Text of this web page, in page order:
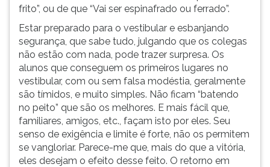
frito”, ou de que “Vai ser espinafrado ou ferrado”.
Estar preparado para o vestibular e esbanjando
segurança, que sabe tudo, julgando que os colegas
não estão com nada, pode trazer surpresa. Os
alunos que conseguem os primeiros lugares no
vestibular, com ou sem falsa modéstia, geralmente
são tímidos, e muito simples. Não ficam “batendo
no peito” que são os melhores. E mais fácil que,
familiares, amigos, etc., façam isto por eles. Seu
senso de exigência e limite é forte, não os permitem
se vangloriar. Parece-me que, mais do que a vitória,
eles desejam o efeito desse feito. O retorno em